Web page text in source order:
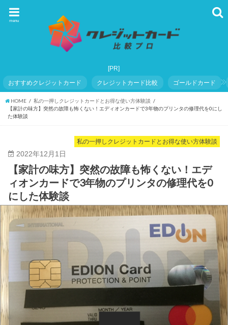
menu
おすすめクレジットカード クレジットカード比較 ゴールドカード
HOME
私の一押しクレジットカードとお得な使い方体験談
【家計の味方】突然の故障も怖くない！エディオンカードで3年物のプリンタの修理代を0にし
た体験談
私の一押しクレジットカードとお得な使い方体験談
2022年12月1日
【家計の味方】突然の故障も怖くない！エデ
ィオンカードで3年物のプリンタの修理代を0
にした体験談